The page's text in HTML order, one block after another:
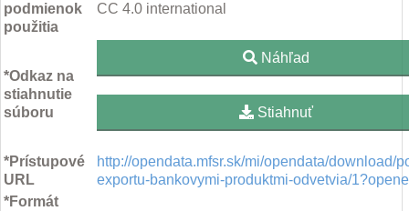
podmienok
použitia
CC 4.0 international
*Odkaz na
stiahnutie
súboru
Náhľad
Stiahnuť
*Prístupové
URL
http://opendata.mfsr.sk/mi/opendata/download/
exportu-bankovymi-produktmi-odvetvia/
*Formát